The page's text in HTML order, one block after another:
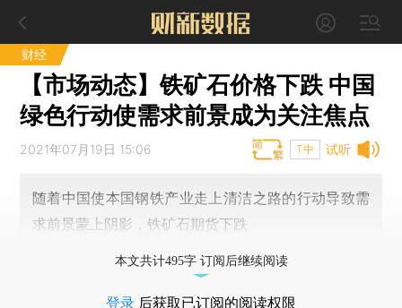
财经
【市场动态】铁矿石价格下跌 中国
绿色行动使需求前景成为关注焦点
试听
2021年07月19日 15:06 T中
随着中国使本国钢铁产业走上清洁之路的行动导致需
求前景蒙上阴影，铁矿石期货下跌
本文共计495字 订阅后继续阅读
登录 后获取已订阅的阅读权限